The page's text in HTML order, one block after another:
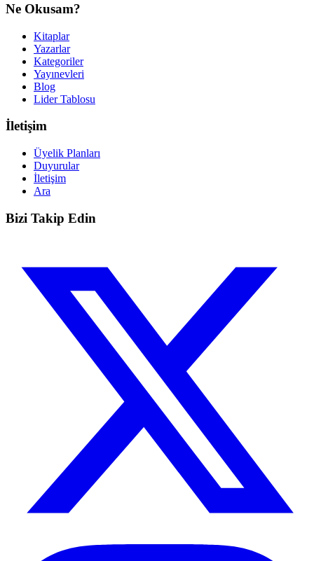
Ne Okusam?
Kitaplar
Yazarlar
Kategoriler
Yayınevleri
Blog
Lider Tablosu
İletişim
Üyelik Planları
Duyurular
İletişim
Ara
Bizi Takip Edin